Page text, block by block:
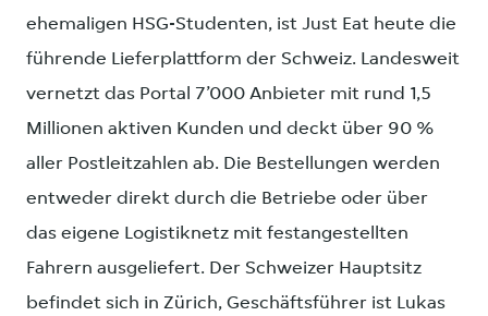
ehemaligen HSG-Studenten, ist Just Eat heute die
führende Lieferplattform der Schweiz. Landesweit
vernetzt das Portal 7’000 Anbieter mit rund 1,5
Millionen aktiven Kunden und deckt über 90 %
aller Postleitzahlen ab. Die Bestellungen werden
entweder direkt durch die Betriebe oder über
das eigene Logistiknetz mit festangestellten
Fahrern ausgeliefert. Der Schweizer Hauptsitz
befindet sich in Zürich, Geschäftsführer ist Lukas